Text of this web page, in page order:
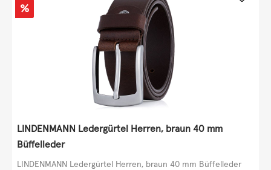
Rabatt
%
LINDENMANN Ledergürtel Herren, braun 40 mm
Büffelleder
LINDENMANN Ledergürtel Herren, braun 40 mm Büffelleder